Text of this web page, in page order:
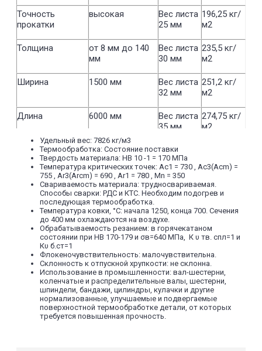
Точность
прокатки
высокая
Вес листа
25 мм
196,25 кг/
м2
Толщина
от 8 мм до 140
мм
Вес листа
30 мм
235,5 кг/
м2
Ширина 1500 мм
Вес листа
32 мм
251,2 кг/
м2
Длина 6000 мм
Вес листа
35 мм
274,75 кг/
м2
Материал Сталь
Вес листа
36 мм
Сталь 45
Вес листа
40 мм
314,0 кг/
м2
Удельный вес: 7826 кг/м3
Термообработка: Состояние поставки
Твердость материала: HB 10 -1 = 170 МПа
Температура критических точек: Ac1 = 730 , Ac3(Acm) =
755 , Ar3(Arcm) = 690 , Ar1 = 780 , Mn = 350
Свариваемость материала: трудносвариваемая.
Способы сварки: РДС и КТС. Необходим подогрев и
последующая термообработка.
Температура ковки, °С: начала 1250, конца 700. Сечения
до 400 мм охлаждаются на воздухе.
Обрабатываемость резанием: в горячекатаном
состоянии при HB 170-179 и σв=640 МПа, К υ тв. спл=1 и
Кυ б.ст=1
Флокеночувствительность: малочувствительна.
Склонность к отпускной хрупкости: не склонна.
Использование в промышленности: вал-шестерни,
коленчатые и распределительные валы, шестерни,
шпиндели, бандажи, цилиндры, кулачки и другие
нормализованные, улучшаемые и подвергаемые
поверхностной термообработке детали, от которых
требуется повышенная прочность.